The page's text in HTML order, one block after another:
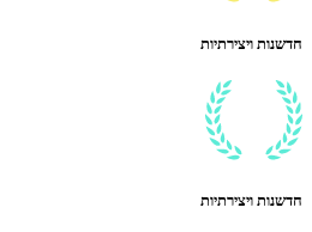
חדשנות ויצירתיות
חדשנות ויצירתיות